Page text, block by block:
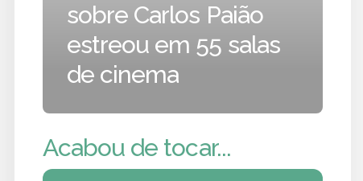
sobre Carlos Paião
estreou em 55 salas
de cinema
Acabou de tocar...